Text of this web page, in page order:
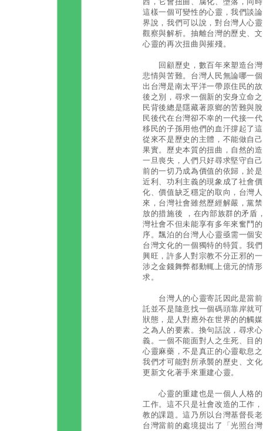
這樣一個可變性的心靈，我們談
界說，我們可以說，對台灣人心
觀察與解析。抽離台灣的歷史、
心靈的再次扭曲與摧殘。
回顧歷史，數百年來塑造台灣
悲情與苦難。台灣人民無論哪一
出台灣是南太平洋一帶原住民的
後之別，尋求一個新的安身立命
民背後總是隱藏著原鄉的苦難與
民後代在台灣卻不幸的一代接一
移民的子孫用他們的血汗撐起了
從來不是歷史的主體，不能做自
果實。歷史本質的扭曲，自然的
一旦喪失，人們只好尋求堅守自
前的一切乃成為價值的依歸，於
近利、功利主義的現象成了社會
化、價值缺乏穩定的取向，台灣
來，台灣社會雖然歷經解嚴，黨
放的措施後 ，在內部族群的矛盾
灣社會不但未能享有多年來奮鬥
序。飄泊的台灣人心靈亟需一個
台灣文化的一個獨特的特質。我
興旺，許多人對宗教不分正邪的
涉之金錢舞弊都動輒上億元的情
求。
台灣人的心靈寄託因此是當前
託並不是隨意找一個碼頭靠岸就
狀態，是人對應外在世界的的觸
之為人的要素。換句話說，尋求
義。一個不能面對人之生死、目
心靈麻藥，不是真正的心靈歇息
我們才可能對所承襲的歷史、文
更新文化著手來重建心靈。
心靈的重建也是一個人人格的
工作。這不只是社會改造的工作
教的課題。這乃所以台灣基督長
台灣當前的處境提出了「光照台